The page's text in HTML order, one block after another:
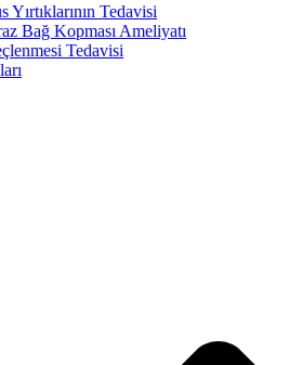
Yırtıklarının Tedavisi
Bağ Kopması Ameliyatı
Tedavisi